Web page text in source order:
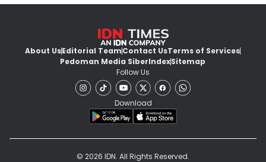
About UsEditorial TeamContact UsTerms of Services
Pedoman Media SiberIndexSitemap
Follow Us
Download
© 2026 IDN. All Rights Reserved.